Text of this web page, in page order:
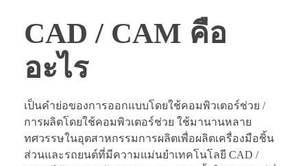
CAD / CAM คือ
อะไร
เป็นคำย่อของการออกแบบโดยใช้คอมพิวเตอร์ช่วย /
การผลิตโดยใช้คอมพิวเตอร์ช่วย ใช้มานานหลาย
ทศวรรษในอุตสาหกรรมการผลิตเพื่อผลิตเครื่องมือชิ้น
ส่วนและรถยนต์ที่มีความแม่นยำเทคโนโลยี CAD /